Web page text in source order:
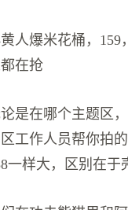
人爆米花桶，
在抢
是在哪个主题区
工作人员帮你拍
一样大，区别在于